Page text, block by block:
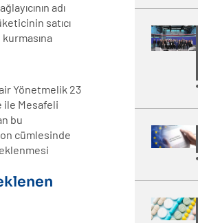
adı
satıcı
kurmasına
Yönetmelik 23
ile Mesafeli
bu
cümlesinde